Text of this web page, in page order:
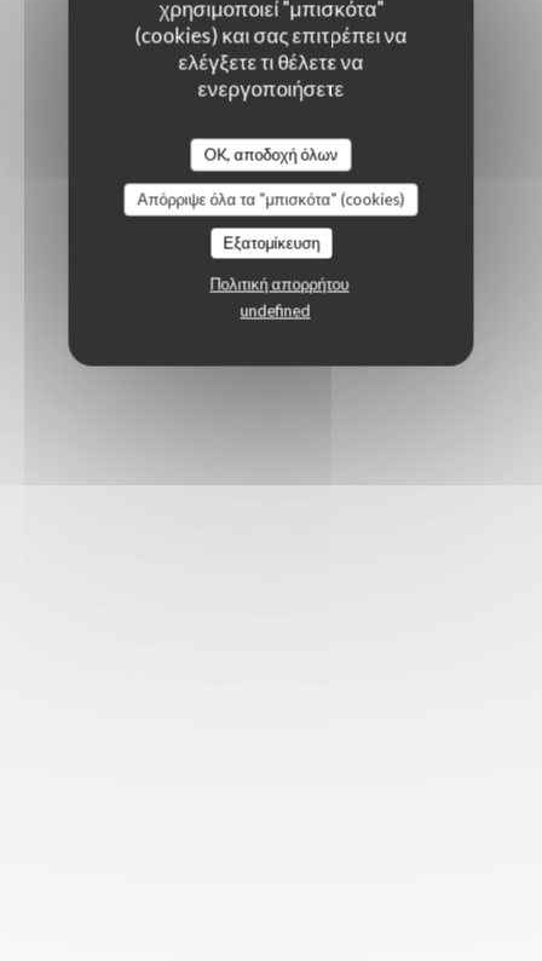
χρησιμοποιεί "μπισκότα"
(cookies) και σας επιτρέπει να
ελέγξετε τι θέλετε να
ενεργοποιήσετε
OK, αποδοχή όλων
Απόρριψε όλα τα "μπισκότα" (cookies)
Εξατομίκευση
Πολιτική απορρήτου
undefined